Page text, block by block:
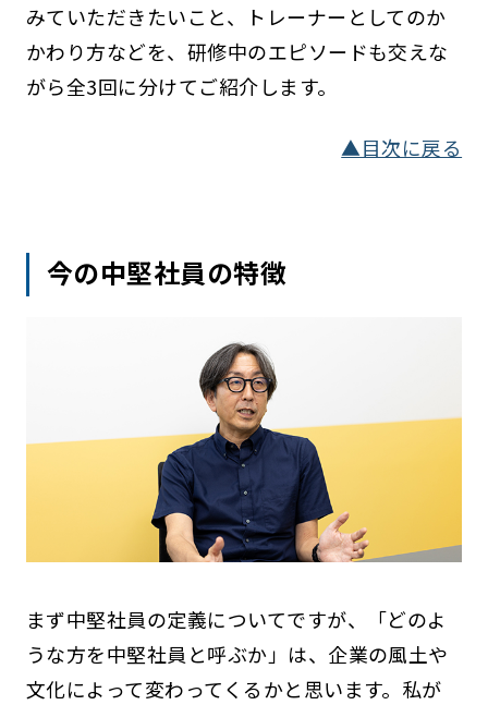
みていただきたいこと、トレーナーとしてのか
かわり方などを、研修中のエピソードも交えな
がら全3回に分けてご紹介します。
▲目次に戻る
今の中堅社員の特徴
まず中堅社員の定義についてですが、「どのよ
うな方を中堅社員と呼ぶか」は、企業の風土や
文化によって変わってくるかと思います。私が